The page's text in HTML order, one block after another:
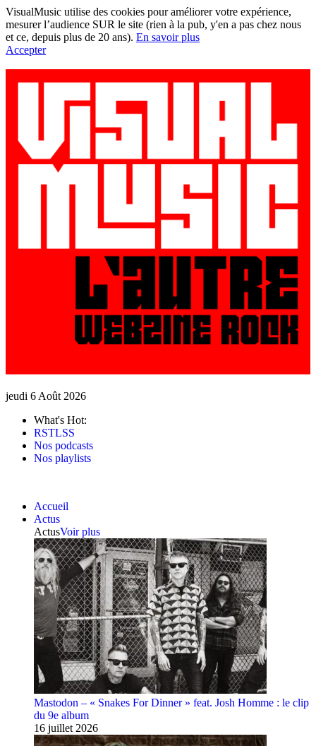
VisualMusic utilise des cookies pour améliorer votre expérience,
mesurer l’audience SUR le site (rien à la pub, y'en a pas chez nous
et ce, depuis plus de 20 ans). En savoir plus
Accepter
jeudi 6 Août 2026
What's Hot:
RSTLSS
Nos podcasts
Nos playlists
Accueil
Actus
ActusVoir plus
Mastodon – « Snakes For Dinner » feat. Josh Homme : le clip
du 9e album
16 juillet 2026